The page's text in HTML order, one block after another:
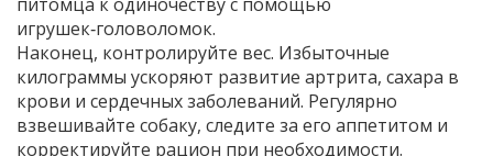
игрушек‑головоломок.
Наконец, контролируйте вес. Избыточные
килограммы ускоряют развитие артрита, сахара в
крови и сердечных заболеваний. Регулярно
взвешивайте собаку, следите за его аппетитом и
корректируйте рацион при необходимости.